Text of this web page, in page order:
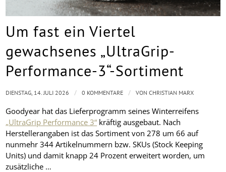
Um fast ein Viertel
gewachsenes „UltraGrip-
Performance-3“-Sortiment
Goodyear hat das Lieferprogramm seines Winterreifens
„UltraGrip Performance 3“ kräftig ausgebaut. Nach
Herstellerangaben ist das Sortiment von 278 um 66 auf
nunmehr 344 Artikelnummern bzw. SKUs (Stock Keeping
Units) und damit knapp 24 Prozent erweitert worden, um
zusätzliche …
DIENSTAG, 14. JULI 2026 / 0 KOMMENTARE / VONCHRISTIAN MARX